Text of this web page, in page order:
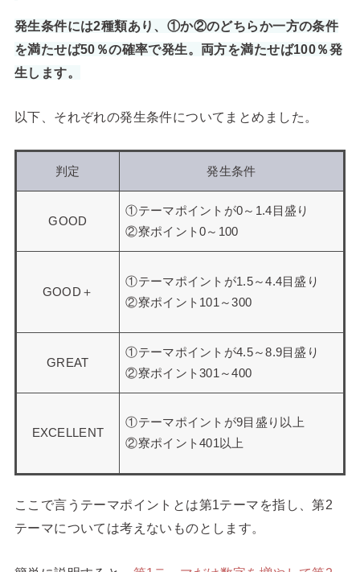
発生条件には2種類あり、①か②のどちらか一方の条件
を満たせば50％の確率で発生。両方を満たせば100％発
生します。
以下、それぞれの発生条件についてまとめました。
判定 発生条件
GOOD
①テーマポイントが0～1.4目盛り
②寮ポイント0～100
GOOD＋
①テーマポイントが1.5～4.4目盛り
②寮ポイント101～300
GREAT
①テーマポイントが4.5～8.9目盛り
②寮ポイント301～400
EXCELLENT
①テーマポイントが9目盛り以上
②寮ポイント401以上
ここで言うテーマポイントとは第1テーマを指し、第2
テーマについては考えないものとします。